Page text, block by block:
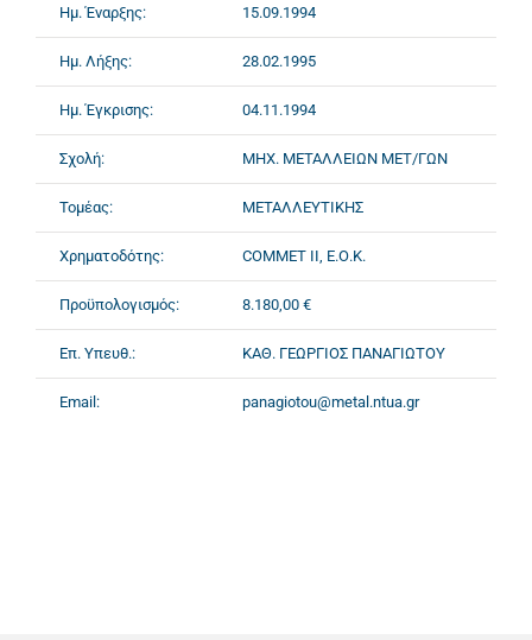
Ημ. Έναρξης: 15.09.1994
Ημ. Λήξης: 28.02.1995
Ημ. Έγκρισης: 04.11.1994
Σχολή: ΜΗΧ. ΜΕΤΑΛΛΕΙΩΝ ΜΕΤ/ΓΩΝ
Τομέας: ΜΕΤΑΛΛΕΥΤΙΚΗΣ
Χρηματοδότης: COMMET II, Ε.Ο.Κ.
Προϋπολογισμός: 8.180,00 €
Επ. Υπευθ.: ΚΑΘ. ΓΕΩΡΓΙΟΣ ΠΑΝΑΓΙΩΤΟΥ
Email: panagiotou@metal.ntua.gr